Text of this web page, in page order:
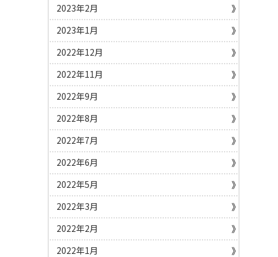
2023年2月
2023年1月
2022年12月
2022年11月
2022年9月
2022年8月
2022年7月
2022年6月
2022年5月
2022年3月
2022年2月
2022年1月